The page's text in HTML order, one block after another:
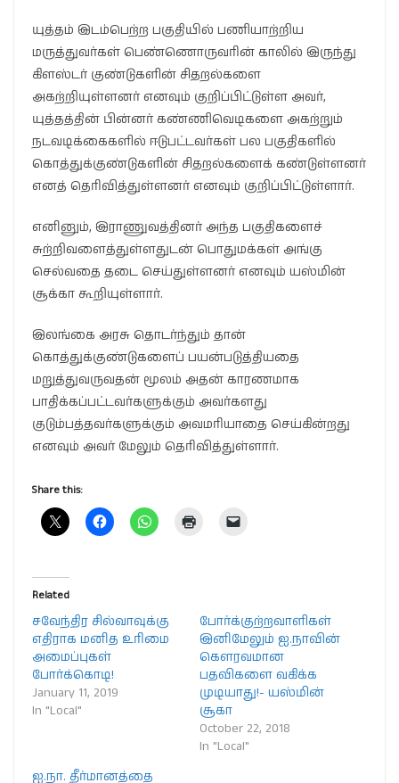
யுத்தம் இடம்பெற்ற பகுதியில் பணியாற்றிய
மருத்துவர்கள் பெண்ணொருவரின் காலில் இருந்து
கிளஸ்டர் குண்டுகளின் சிதறல்களை
அகற்றியுள்ளனர் எனவும் குறிப்பிட்டுள்ள அவர்,
யுத்தத்தின் பின்னர் கண்ணிவெடிகளை அகற்றும்
நடவடிக்கைகளில் ஈடுபட்டவர்கள் பல பகுதிகளில்
கொத்துக்குண்டுகளின் சிதறல்களைக் கண்டுள்ளனர்
எனத் தெரிவித்துள்ளனர் எனவும் குறிப்பிட்டுள்ளார்.
எனினும், இராணுவத்தினர் அந்த பகுதிகளைச்
சுற்றிவளைத்துள்ளதுடன் பொதுமக்கள் அங்கு
செல்வதை தடை செய்துள்ளனர் எனவும் யஸ்மின்
சூக்கா கூறியுள்ளார்.
இலங்கை அரசு தொடர்ந்தும் தான்
கொத்துக்குண்டுகளைப் பயன்படுத்தியதை
மறுத்துவருவதன் மூலம் அதன் காரணமாக
பாதிக்கப்பட்டவர்களுக்கும் அவர்களது
குடும்பத்தவர்களுக்கும் அவமரியாதை செய்கின்றது
எனவும் அவர் மேலும் தெரிவித்துள்ளார்.
Share this:
Related
சவேந்திர சில்வாவுக்கு
எதிராக மனித உரிமை
அமைப்புகள்
போர்க்கொடி!
January 11, 2019
In "Local"
போர்க்குற்றவாளிகள்
இனிமேலும் ஐ.நாவின்
கௌரவமான
பதவிகளை வகிக்க
முடியாது!- யஸ்மின்
சூகா
October 22, 2018
In "Local"
ஐ.நா. தீர்மானத்தை